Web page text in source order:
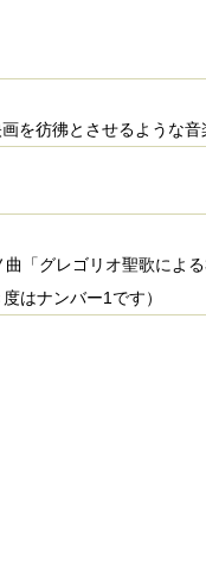
を彷彿とさせるような音
「グレゴリオ聖歌によ
はナンバー1です）